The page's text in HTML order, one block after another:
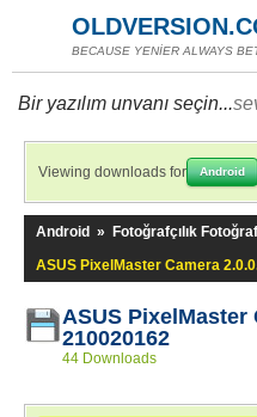
BECAUSE YENİER ALWAYS
Bir yazılım unvanı seçin...
Viewing downloads for Android
Android » Fotoğrafçılık
ASUS PixelMaster Camera
ASUS PixelMaster
210020162
44 Downloads